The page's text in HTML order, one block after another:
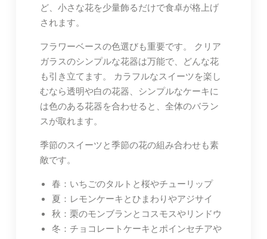
ど、小さな花を少量飾るだけで食卓が格上げ
されます。
フラワーベースの色選びも重要です。 クリア
ガラスのシンプルな花器は万能で、どんな花
も引き立てます。 カラフルなスイーツを楽し
むなら透明や白の花器、シンプルなケーキに
は色のある花器を合わせると、全体のバラン
スが取れます。
季節のスイーツと季節の花の組み合わせも素
敵です。
春：いちごのタルトと桜やチューリップ
夏：レモンケーキとひまわりやアジサイ
秋：栗のモンブランとコスモスやリンドウ
冬：チョコレートケーキとポインセチアや